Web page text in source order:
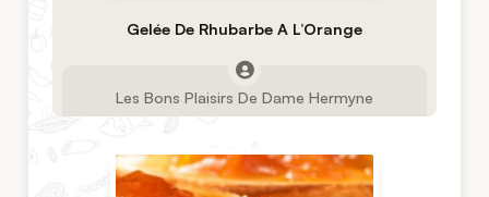
Gelée De Rhubarbe A L’Orange
Les Bons Plaisirs De Dame Hermyne